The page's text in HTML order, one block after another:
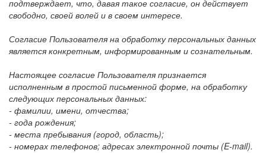
подтверждает, что, давая такое согласие, он действует
свободно, своей волей и в своем интересе.
Согласие Пользователя на обработку персональных данных
является конкретным, информированным и сознательным.
Настоящее согласие Пользователя признается
исполненным в простой письменной форме, на обработку
следующих персональных данных:
- фамилии, имени, отчества;
- года рождения;
- места пребывания (город, область);
- номерах телефонов; адресах электронной почты (E-mail).